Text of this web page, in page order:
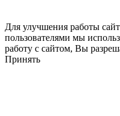
«Наверх»
Для улучшения работы
пользователями мы
работу с сайтом, Вы
Принять